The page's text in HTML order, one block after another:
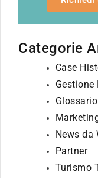
Categorie
Case
Glossario
News da
Partner
Turismo